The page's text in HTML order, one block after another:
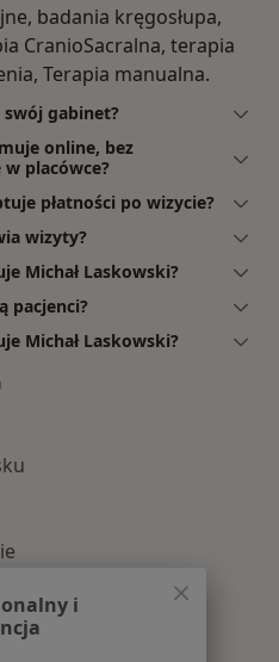
badania kręgosłupa,
CranioSacralna, terapia
Terapia manualna.
swój gabinet?
online, bez
placówce?
płatności po wizycie?
wizyty?
Michał Laskowski?
pacjenci?
Michał Laskowski?
Gdańskim
i